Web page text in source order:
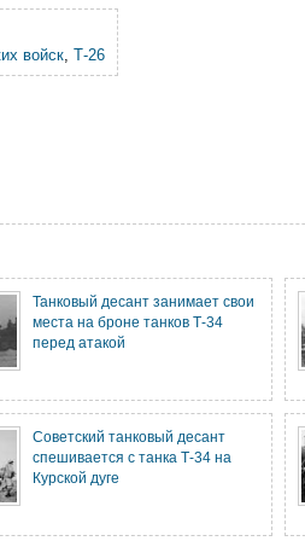
войск, Т-26
Танковый десант занимает свои
места на броне танков Т-34
перед атакой
Советский танковый десант
спешивается с танка Т-34 на
Курской дуге